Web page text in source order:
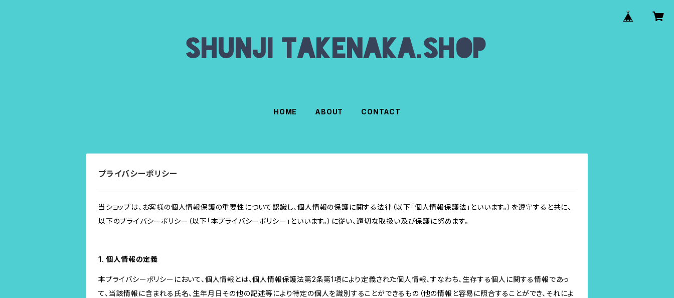
HOME ABOUT CONTACT
プライバシーポリシー
当ショップは、お客様の個人情報保護の重要性について認識し、個人情報の保護に関する法律（以下「個人情報保護法」といいます。）を遵守すると共に、
以下のプライバシーポリシー（以下「本プライバシーポリシー」といいます。）に従い、適切な取扱い及び保護に努めます。
1. 個人情報の定義
本プライバシーポリシーにおいて、個人情報とは、個人情報保護法第2条第1項により定義された個人情報、すなわち、生存する個人に関する情報であっ
て、当該情報に含まれる氏名、生年月日その他の記述等により特定の個人を識別することができるもの（他の情報と容易に照合することができ、それによ